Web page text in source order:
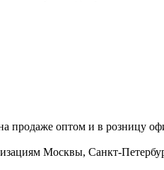
продаже оптом и в
Москвы, Санкт-